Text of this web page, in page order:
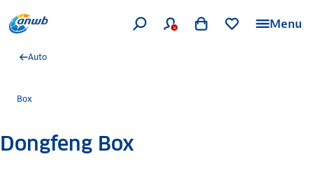
Menu
Auto
Box
Dongfeng Box